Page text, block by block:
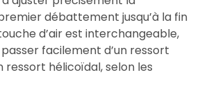
débattement jusqu’à la fin
d’air est interchangeable,
facilement d’un ressort
ressort hélicoïdal, selon les